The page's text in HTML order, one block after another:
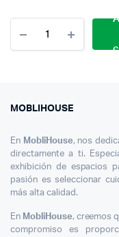
Silla
Bar
MOBLIHOUSE
En MobliHouse, nos
directamente a ti.
exhibición de espacios
pasión es seleccionar
más alta calidad.
En MobliHouse, creemos
compromiso es